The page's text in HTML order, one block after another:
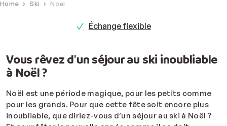
Home Ski Noel
Échange flexible
Vous rêvez d'un séjour au ski inoubliable
à Noël ?
Noël est une période magique, pour les petits comme
pour les grands. Pour que cette fête soit encore plus
inoubliable, que diriez-vous d’un séjour au ski à Noël ?